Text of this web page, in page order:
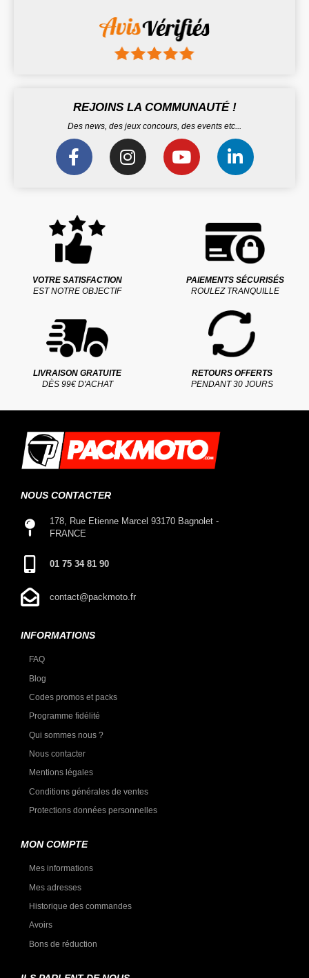
REJOINS LA COMMUNAUTÉ !
Des news, des jeux concours, des events etc...
VOTRE SATISFACTION
EST NOTRE OBJECTIF
PAIEMENTS SÉCURISÉS
ROULEZ TRANQUILLE
LIVRAISON GRATUITE
DÈS 99€ D'ACHAT
RETOURS OFFERTS
PENDANT 30 JOURS
NOUS CONTACTER
178, Rue Etienne Marcel 93170 Bagnolet -
FRANCE
01 75 34 81 90
contact@packmoto.fr
INFORMATIONS
FAQ
Blog
Codes promos et packs
Programme fidélité
Qui sommes nous ?
Nous contacter
Mentions légales
Conditions générales de ventes
Protections données personnelles
MON COMPTE
Mes informations
Mes adresses
Historique des commandes
Avoirs
Bons de réduction